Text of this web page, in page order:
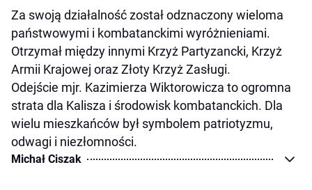
Za swoją działalność został odznaczony wieloma
państwowymi i kombatanckimi wyróżnieniami.
Otrzymał między innymi Krzyż Partyzancki, Krzyż
Armii Krajowej oraz Złoty Krzyż Zasługi.
Odejście mjr. Kazimierza Wiktorowicza to ogromna
strata dla Kalisza i środowisk kombatanckich. Dla
wielu mieszkańców był symbolem patriotyzmu,
odwagi i niezłomności.
Michał Ciszak